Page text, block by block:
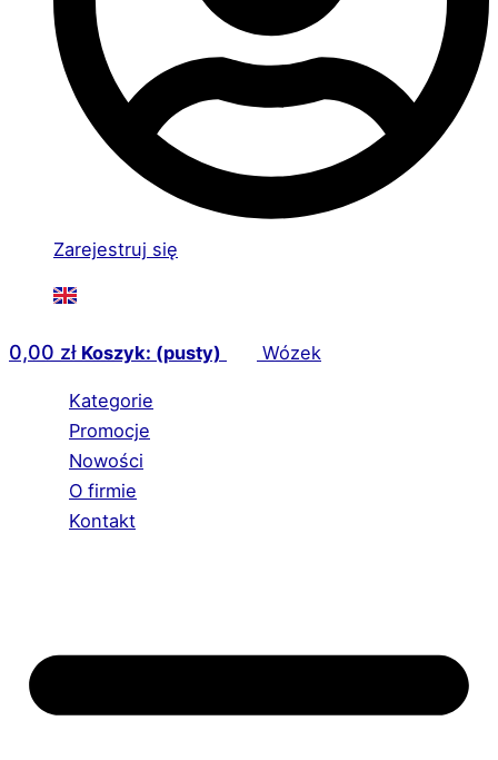
Zarejestruj się
0,00 zł Koszyk: (pusty) Wózek
Kategorie
Promocje
Nowości
O firmie
Kontakt